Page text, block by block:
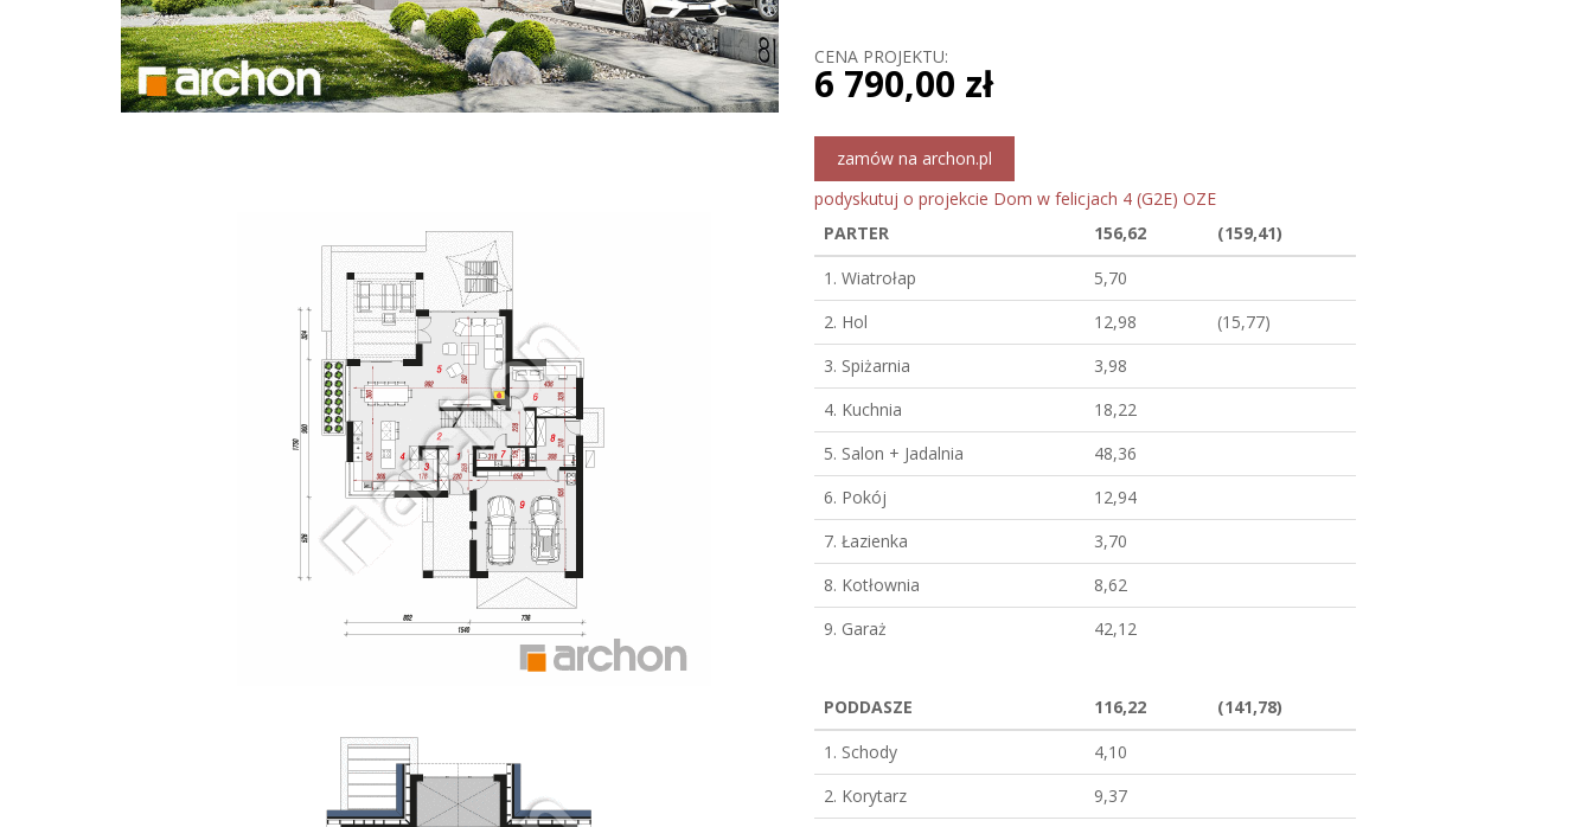
CENA PROJEKTU:
6 790,00 zł
zamów na archon.pl
podyskutuj o projekcie Dom w felicjach 4 (G2E) OZE
PARTER
156,62
(159,41)
1. Wiatrołap
5,70
2. Hol
12,98
(15,77)
3. Spiżarnia
3,98
4. Kuchnia
18,22
5. Salon + Jadalnia
48,36
6. Pokój
12,94
7. Łazienka
3,70
8. Kotłownia
8,62
9. Garaż
42,12
PODDASZE 116,22
(141,78)
1. Schody
4,10
2. Korytarz
9,37